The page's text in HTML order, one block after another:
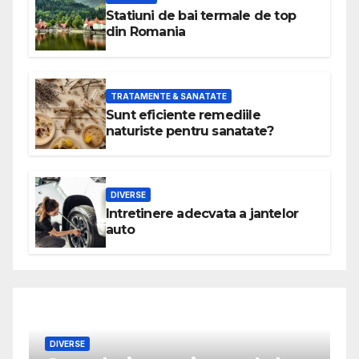
Statiuni de bai termale de top
din Romania
TRATAMENTE & SANATATE
Sunt eficiente remediile
naturiste pentru sanatate?
DIVERSE
Intretinere adecvata a jantelor
auto
DIVERSE